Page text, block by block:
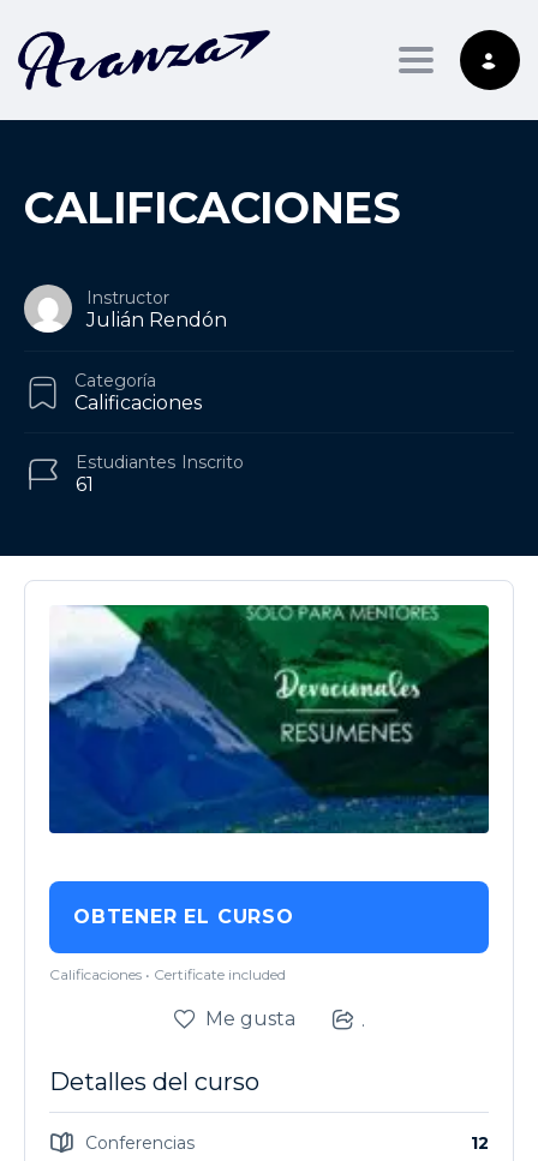
Toggle
CALIFICACIONES
Instructor
Julián Rendón
Categoría
Calificaciones
61
Estudiantes Inscrito
OBTENER EL CURSO
Calificaciones • Certificate included
Me gusta .
Detalles del curso
Conferencias 12